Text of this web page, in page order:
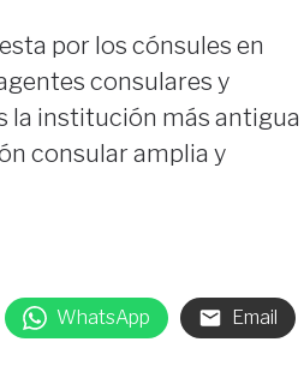
por los cónsules en
consulares y
la institución más antigua
consular amplia y
WhatsApp Email